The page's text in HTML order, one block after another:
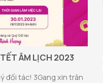
ÂM LỊCH 2023
đối tác! 3Gang xin trân